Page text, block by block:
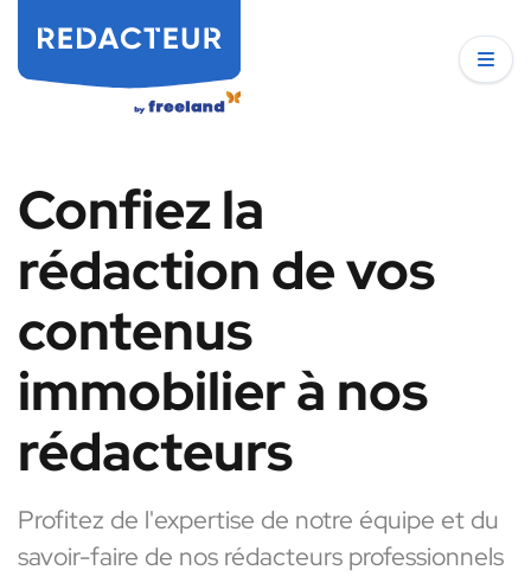
Confiez la
rédaction de vos
contenus
immobilier à nos
rédacteurs
Profitez de l'expertise de notre équipe et du
savoir-faire de nos rédacteurs professionnels